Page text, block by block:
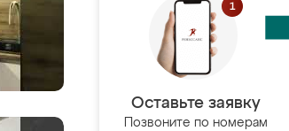
Оставьте заявку
Позвоните по номерам